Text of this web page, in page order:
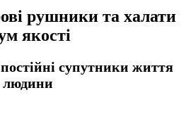
рушники та халати
якості
супутники життя
людини